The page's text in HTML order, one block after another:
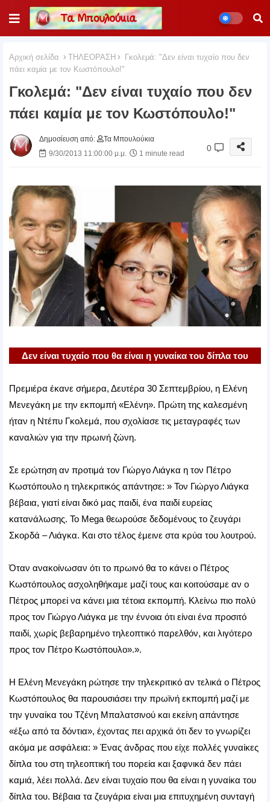
Αρχική σελίδα ΤΗΛΕΟΡΑΣΗ
Γκολεμά: "Δεν είναι τυχαίο που δεν
πάει καμία με τον Κωστόπουλο!"
Γκολεμά: "Δεν είναι τυχαίο που δεν
πάει καμία με τον Κωστόπουλο!"
Δημοσίευση από:
Τα Μπουλούκια
9/30/2013 11:00:00 μ.μ.
1 minute read
0
Δεν είναι τυχαίο που θα είναι η γυναίκα του δίπλα του
Πρεμιέρα έκανε σήμερα, Δευτέρα 30 Σεπτεμβρίου, η Ελένη
Μενεγάκη με την εκπομπή «Ελένη». Πρώτη της καλεσμένη
ήταν η Ντέπυ Γκολεμά, που σχολίασε τις μεταγραφές των
καναλιών για την πρωινή ζώνη.
Σε ερώτηση αν προτιμά τον Γιώργο Λιάγκα η τον Πέτρο
Κωστόπουλο η τηλεκριτικός απάντησε: » Τον Γιώργο Λιάγκα
βέβαια, γιατί είναι δικό μας παιδί, ένα παιδί ευρείας
κατανάλωσης. Το Mega θεωρούσε δεδομένους το ζευγάρι
Σκορδά – Λιάγκα. Και στο τέλος έμεινε στα κρύα του λουτρού.
Όταν ανακοίνωσαν ότι το πρωινό θα το κάνει ο Πέτρος
Κωστόπουλος ασχοληθήκαμε μαζί τους και κοιτούσαμε αν ο
Πέτρος μπορεί να κάνει μια τέτοια εκπομπή. Κλείνω πιο πολύ
προς τον Γιώργο Λιάγκα με την έννοια ότι είναι ένα προσιτό
παιδί, χωρίς βεβαρημένο τηλεοπτικό παρελθόν, και λιγότερο
προς τον Πέτρο Κωστόπουλο».».
Η Ελένη Μενεγάκη ρώτησε την τηλεκριτικό αν τελικά ο Πέτρος
Κωστόπουλος θα παρουσιάσει την πρωϊνή εκπομπή μαζί με
την γυναίκα του Τζένη Μπαλατσινού και εκείνη απάντησε
«έξω από τα δόντια», έχοντας πει αρχικά ότι δεν το γνωρίζει
ακόμα με ασφάλεια: » Ένας άνδρας που είχε πολλές γυναίκες
δίπλα του στη τηλεοπτική του πορεία και ξαφνικά δεν πάει
καμιά, λέει πολλά. Δεν είναι τυχαίο που θα είναι η γυναίκα του
δίπλα του. Βέβαια τα ζευγάρια είναι μια επιτυχημένη συνταγή